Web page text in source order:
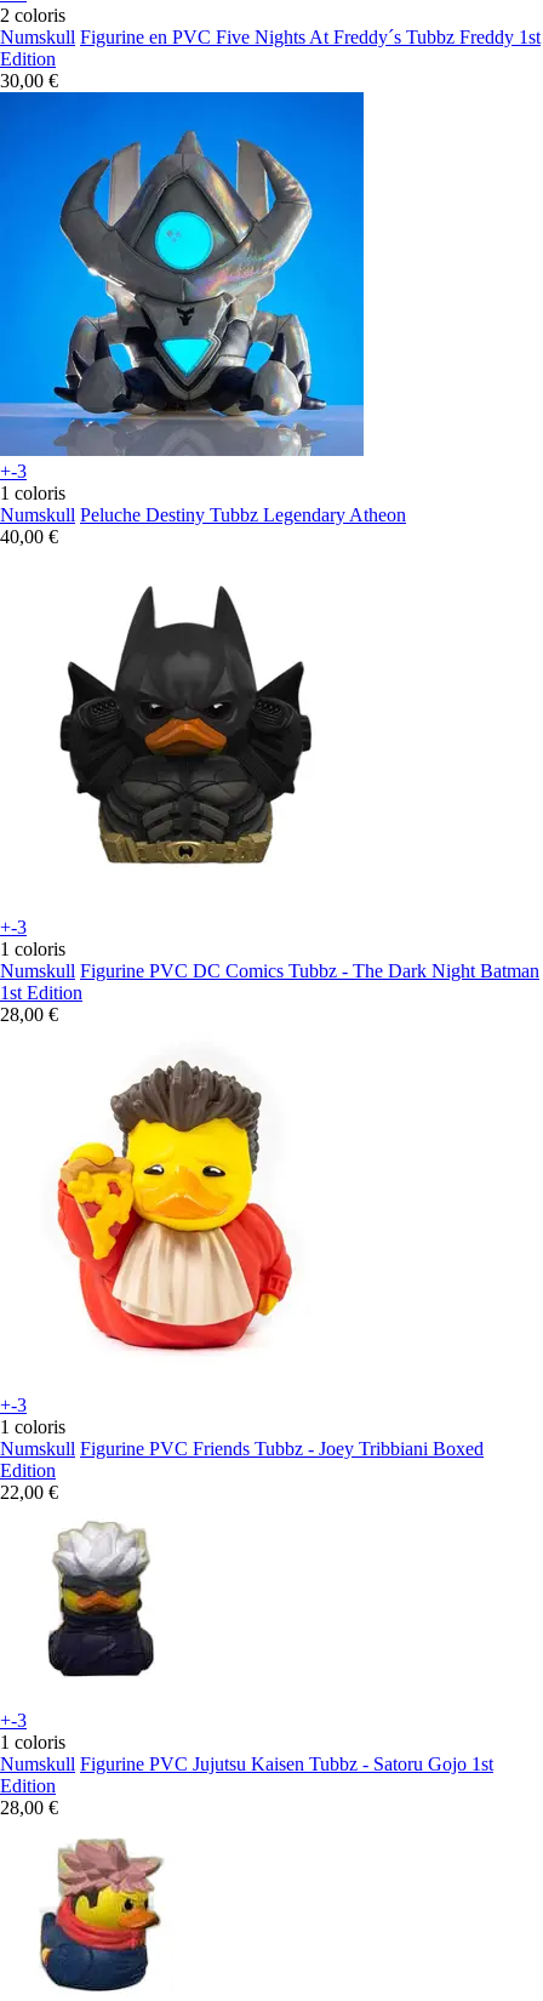
2 coloris
Numskull Figurine en PVC Five Nights At Freddy´s Tubbz Freddy 1st
Edition
30,00 €
+-3
1 coloris
Numskull Peluche Destiny Tubbz Legendary Atheon
40,00 €
+-3
1 coloris
Numskull Figurine PVC DC Comics Tubbz - The Dark Night Batman
1st Edition
28,00 €
+-3
1 coloris
Numskull Figurine PVC Friends Tubbz - Joey Tribbiani Boxed
Edition
22,00 €
+-3
1 coloris
Numskull Figurine PVC Jujutsu Kaisen Tubbz - Satoru Gojo 1st
Edition
28,00 €